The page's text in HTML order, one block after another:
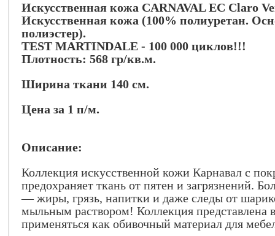
Искусственная кожа CARNAVAL EC Claro
Искусственная кожа (100% полиуретан.
полиэстер).
TEST MARTINDALE - 100 000 циклов!!!
Плотность: 568 гр/кв.м.
Ширина ткани 140 см.
Цена за 1 п/м.
Описание:
Коллекция искусственной кожи Карнавал с
предохраняет ткань от пятен и загрязнений.
— жиры, грязь, напитки и даже следы от
мыльным раствором! Коллекция
применяться как обивочный материал для